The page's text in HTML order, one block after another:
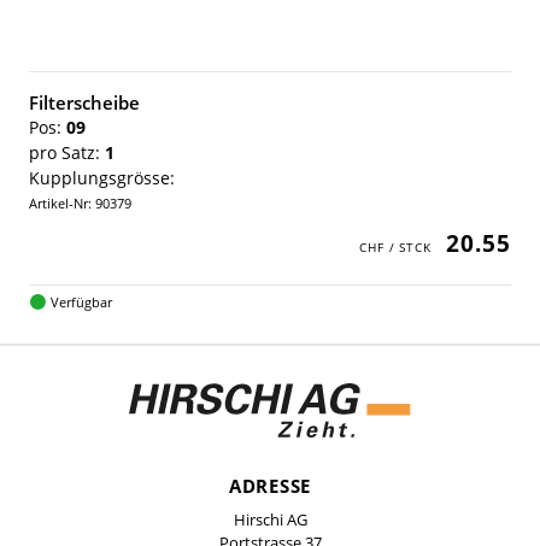
Filterscheibe
Pos: 09
pro Satz: 1
Kupplungsgrösse:
Artikel-Nr: 90379
20.55
Verfügbar
ADRESSE
Hirschi AG